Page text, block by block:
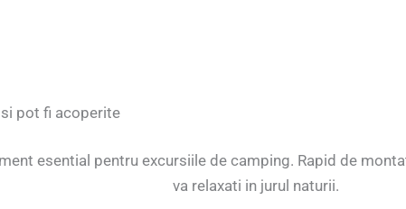
pot fi acoperite
esential pentru excursiile de camping. Rapid de
va relaxati in jurul naturii.